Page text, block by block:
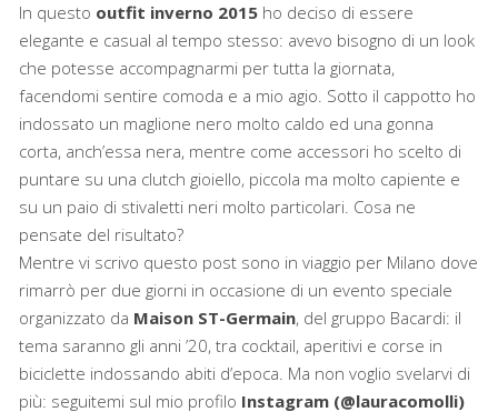
In questo outfit inverno 2015 ho deciso di essere
elegante e casual al tempo stesso: avevo bisogno di un look
che potesse accompagnarmi per tutta la giornata,
facendomi sentire comoda e a mio agio. Sotto il cappotto ho
indossato un maglione nero molto caldo ed una gonna
corta, anch’essa nera, mentre come accessori ho scelto di
puntare su una clutch gioiello, piccola ma molto capiente e
su un paio di stivaletti neri molto particolari. Cosa ne
pensate del risultato?
Mentre vi scrivo questo post sono in viaggio per Milano dove
rimarrò per due giorni in occasione di un evento speciale
organizzato da Maison ST-Germain, del gruppo Bacardi: il
tema saranno gli anni ’20, tra cocktail, aperitivi e corse in
biciclette indossando abiti d’epoca. Ma non voglio svelarvi di
più: seguitemi sul mio profilo Instagram (@lauracomolli)